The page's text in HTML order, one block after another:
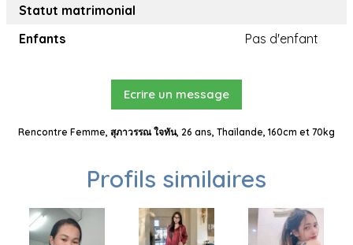
Statut matrimonial
Enfants
Pas d'enfant
Ecrire un message
Rencontre Femme, สุภาวรรณ ใจทัน, 26 ans, Thaïlande, 160cm et 70kg
Profils similaires